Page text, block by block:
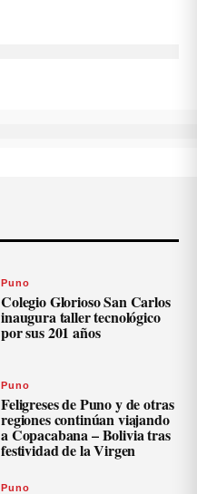
Puno
Colegio Glorioso San Carlos
inaugura taller tecnológico
por sus 201 años
Puno
Feligreses de Puno y de otras
regiones continúan viajando
a Copacabana – Bolivia tras
festividad de la Virgen
Puno